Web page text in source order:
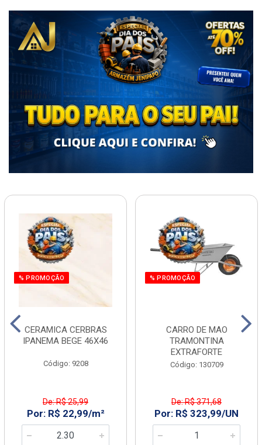
% PROMOÇÃO
CERAMICA CERBRAS
IPANEMA BEGE 46X46
Código: 9208
De: R$ 25,99
Por: R$ 22,99/m²
% PROMOÇÃO
CARRO DE MAO
TRAMONTINA
EXTRAFORTE
Código: 130709
De: R$ 371,68
Por: R$ 323,99/UN